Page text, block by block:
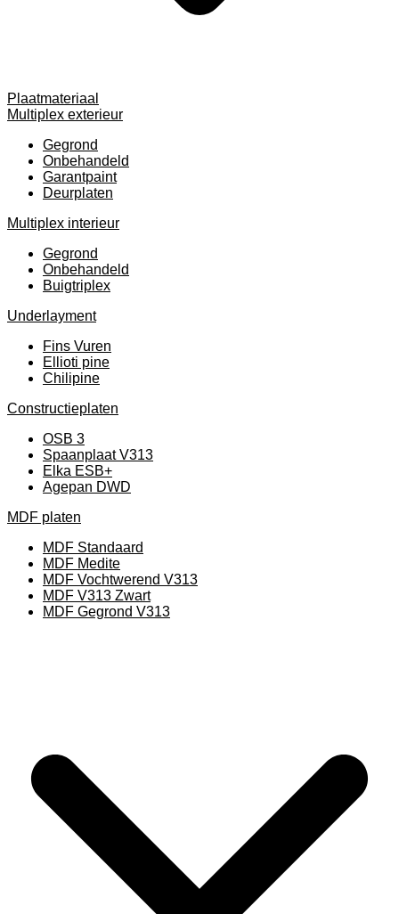
Plaatmateriaal
Multiplex exterieur
Gegrond
Onbehandeld
Garantpaint
Deurplaten
Multiplex interieur
Gegrond
Onbehandeld
Buigtriplex
Underlayment
Fins Vuren
Ellioti pine
Chilipine
Constructieplaten
OSB 3
Spaanplaat V313
Elka ESB+
Agepan DWD
MDF platen
MDF Standaard
MDF Medite
MDF Vochtwerend V313
MDF V313 Zwart
MDF Gegrond V313